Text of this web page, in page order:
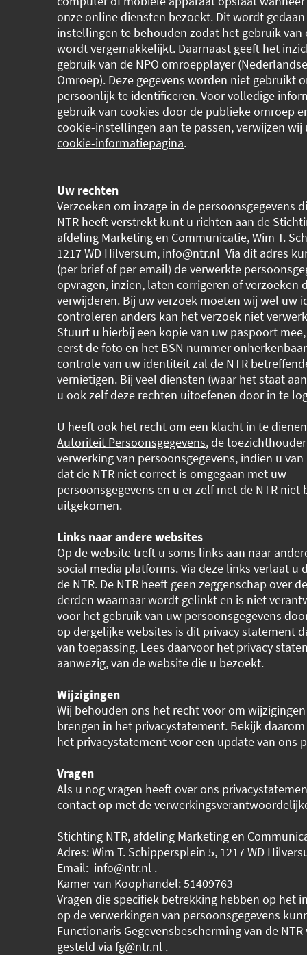
onze online diensten bezoekt. Dit wordt
instellingen te behouden zodat het gebruik van
wordt vergemakkelijkt. Daarnaast geeft het
gebruik van de NPO omroepplayer
Omroep). Deze gegevens worden niet gebruikt
persoonlijk te identificeren. Voor volledige
gebruik van cookies door de publieke omroep
cookie-instellingen aan te passen, verwijzen wij
cookie-informatiepagina.
Uw rechten
Verzoeken om inzage in de persoonsgegevens
NTR heeft verstrekt kunt u richten aan de
afdeling Marketing en Communicatie, Wim T.
1217 WD Hilversum, info@ntr.nl Via dit adres
(per brief of per email) de verwerkte
opvragen, inzien, laten corrigeren of verzoeken
verwijderen. Bij uw verzoek moeten wij wel uw
controleren anders kan het verzoek niet
Stuurt u hierbij een kopie van uw paspoort
eerst de foto en het BSN nummer
controle van uw identiteit zal de NTR
vernietigen. Bij veel diensten (waar het staat
u ook zelf deze rechten uitoefenen door in te
U heeft ook het recht om een klacht in te
Autoriteit Persoonsgegevens, de
verwerking van persoonsgegevens, indien u
dat de NTR niet correct is omgegaan met uw
persoonsgegevens en u er zelf met de NTR niet
uitgekomen.
Links naar andere websites
Op de website treft u soms links aan naar
social media platforms. Via deze links verlaat u
de NTR. De NTR heeft geen zeggenschap over
derden waarnaar wordt gelinkt en is niet
voor het gebruik van uw persoonsgegevens
op dergelijke websites is dit privacy statement
van toepassing. Lees daarvoor het privacy
aanwezig, van de website die u bezoekt.
Wijzigingen
Wij behouden ons het recht voor om
brengen in het privacystatement. Bekijk
het privacystatement voor een update van ons
Vragen
Als u nog vragen heeft over ons
contact op met de
Stichting NTR, afdeling Marketing en
Adres: Wim T. Schippersplein 5, 1217 WD
Email: info@ntr.nl .
Kamer van Koophandel: 51409763
Vragen die specifiek betrekking hebben op het
op de verwerkingen van persoonsgegevens
Functionaris Gegevensbescherming van de
gesteld via fg@ntr.nl .